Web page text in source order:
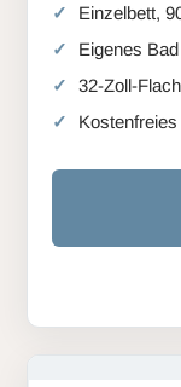
Einzelbett,
Eigenes
32-Zoll-